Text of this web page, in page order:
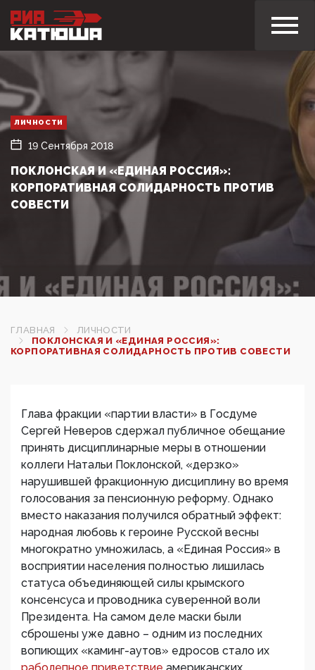
ЛИЧНОСТИ
19 Сентября 2018
ПОКЛОНСКАЯ И «ЕДИНАЯ РОССИЯ»:
КОРПОРАТИВНАЯ СОЛИДАРНОСТЬ ПРОТИВ
СОВЕСТИ
ГЛАВНАЯ
ЛИЧНОСТИ
ПОКЛОНСКАЯ И «ЕДИНАЯ РОССИЯ»:
КОРПОРАТИВНАЯ СОЛИДАРНОСТЬ ПРОТИВ СОВЕСТИ
Глава фракции «партии власти» в Госдуме
Сергей Неверов сдержал публичное обещание
принять дисциплинарные меры в отношении
коллеги Натальи Поклонской, «дерзко»
нарушившей фракционную дисциплину во время
голосования за пенсионную реформу. Однако
вместо наказания получился обратный эффект:
народная любовь к героине Русской весны
многократно умножилась, а «Единая Россия» в
восприятии населения полностью лишилась
статуса объединяющей силы крымского
консенсуса и проводника суверенной воли
Президента. На самом деле маски были
сброшены уже давно – одним из последних
вопиющих «каминг-аутов» едросов стало их